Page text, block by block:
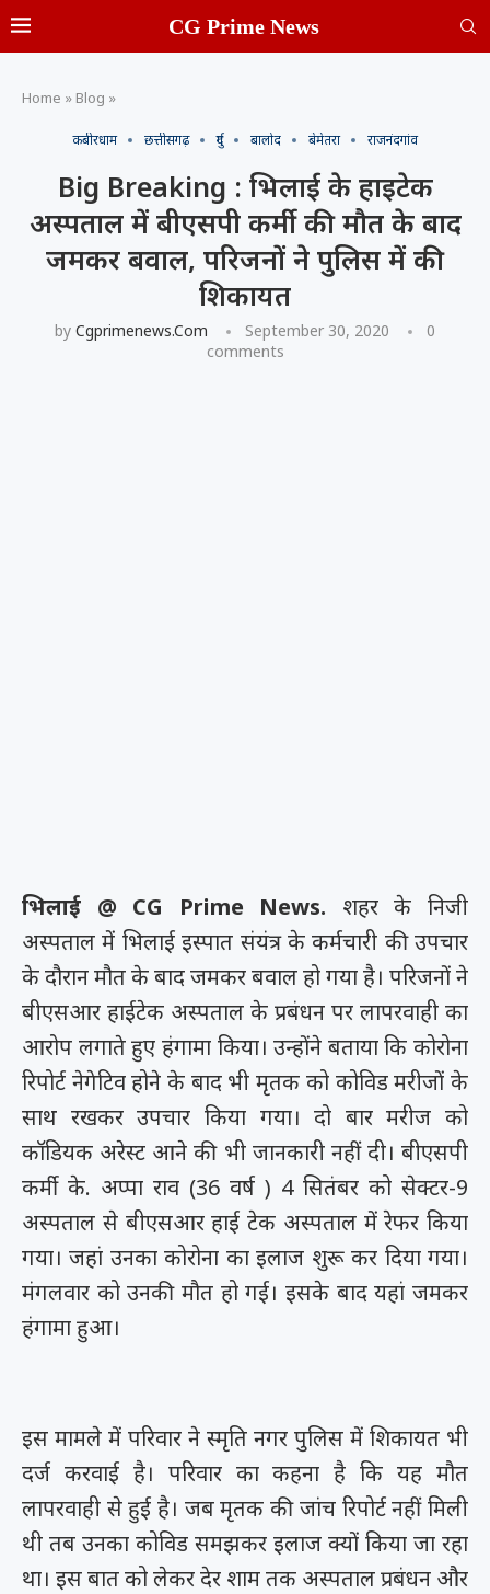
CG Prime News
Home » Blog »
कबीरधाम छत्तीसगढ़ दुर्ग बालोद बेमेतरा राजनंदगांव
Big Breaking : भिलाई के हाइटेक
अस्पताल में बीएसपी कर्मी की मौत के बाद
जमकर बवाल, परिजनों ने पुलिस में की
शिकायत
by Cgprimenews.com September 30, 2020
0
comments
भिलाई @ CG Prime News. शहर के निजी
अस्पताल में भिलाई इस्पात संयंत्र के कर्मचारी की उपचार
के दौरान मौत के बाद जमकर बवाल हो गया है। परिजनों ने
बीएसआर हाईटेक अस्पताल के प्रबंधन पर लापरवाही का
आरोप लगाते हुए हंगामा किया। उन्होंने बताया कि कोरोना
रिपोर्ट नेगेटिव होने के बाद भी मृतक को कोविड मरीजों के
साथ रखकर उपचार किया गया। दो बार मरीज को
कॉडियक अरेस्ट आने की भी जानकारी नहीं दी। बीएसपी
कर्मी के. अप्पा राव (36 वर्ष ) 4 सितंबर को सेक्टर-9
अस्पताल से बीएसआर हाई टेक अस्पताल में रेफर किया
गया। जहां उनका कोरोना का इलाज शुरू कर दिया गया।
मंगलवार को उनकी मौत हो गई। इसके बाद यहां जमकर
हंगामा हुआ।
इस मामले में परिवार ने स्मृति नगर पुलिस में शिकायत भी
दर्ज करवाई है। परिवार का कहना है कि यह मौत
लापरवाही से हुई है। जब मृतक की जांच रिपोर्ट नहीं मिली
थी तब उनका कोविड समझकर इलाज क्यों किया जा रहा
था। इस बात को लेकर देर शाम तक अस्पताल प्रबंधन और